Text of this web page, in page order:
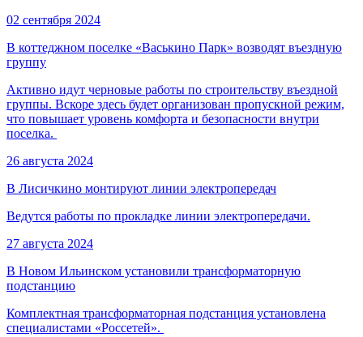
02 сентября 2024
В коттеджном поселке «Васькино Парк» возводят въездную
группу
Активно идут черновые работы по строительству въездной
группы. Вскоре здесь будет организован пропускной режим,
что повышает уровень комфорта и безопасности внутри
поселка.
26 августа 2024
В Лисичкино монтируют линии электропередач
Ведутся работы по прокладке линии электропередачи.
27 августа 2024
В Новом Ильинском установили трансформаторную
подстанцию
Комплектная трансформаторная подстанция установлена
специалистами «Россетей».